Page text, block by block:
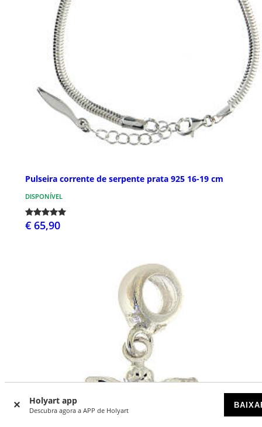
Holyart app
Descubra agora a APP de Holyart
Pulseira corrente de serpente prata 925 16-19 cm
DISPONÍVEL
€ 65,90